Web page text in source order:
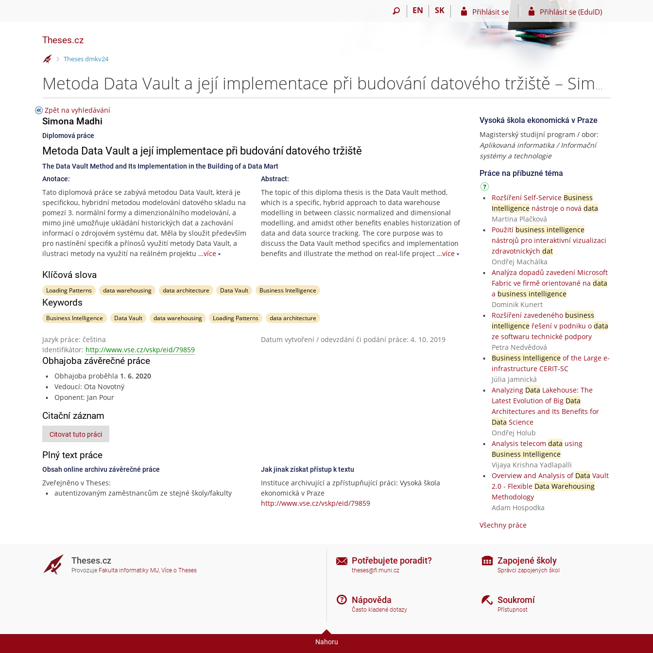
EN SK Přihlásit se Přihlásit se (EduID)
Theses.cz
>
Theses dmkv24
Metoda Data Vault a její implementace při budování datového tržiště – Simona Madhi
Zpět na vyhledávání
Simona Madhi
Diplomová práce
Metoda Data Vault a její implementace při budování datového tržiště
The Data Vault Method and Its Implementation in the Building of a Data Mart
Anotace:
Tato diplomová práce se zabývá metodou Data Vault, která je
specifickou, hybridní metodou modelování datového skladu na
pomezí 3. normální formy a dimenzionálního modelování, a
mimo jiné umožňuje ukládání historických dat a zachování
informací o zdrojovém systému dat. Měla by sloužit především
pro nastínění specifik a přínosů využití metody Data Vault, a
ilustraci metody na využití na reálném projektu …více
Abstract:
The topic of this diploma thesis is the Data Vault method,
which is a specific, hybrid approach to data warehouse
modelling in between classic normalized and dimensional
modelling, and amidst other benefits enables historization of
data and data source tracking. The core purpose was to
discuss the Data Vault method specifics and implementation
benefits and illustrate the method on real-life project …více
Klíčová slova
Loading Patterns data warehousing data architecture Data Vault Business Intelligence
Keywords
Business Intelligence Data Vault data warehousing Loading Patterns data architecture
Jazyk práce: čeština
Datum vytvoření / odevzdání či podání práce: 4. 10. 2019
Identifikátor: http://www.vse.cz/vskp/eid/79859
Obhajoba závěrečné práce
Obhajoba proběhla 1. 6. 2020
Vedoucí: Ota Novotný
Oponent: Jan Pour
Citační záznam
Citovat tuto práci
Plný text práce
Obsah online archivu závěrečné práce
Zveřejněno v Theses:
autentizovaným zaměstnancům ze stejné školy/fakulty
Jak jinak získat přístup k textu
Instituce archivující a zpřístupňující práci: Vysoká škola
ekonomická v Praze
http://www.vse.cz/vskp/eid/79859
Vysoká škola ekonomická v Praze
Magisterský studijní program / obor:
Aplikovaná informatika / Informační
systémy a technologie
Práce na příbuzné téma
Rozšíření Self-Service Business
Intelligencenástroje o nová data
Martina Plačková
Použití business intelligence
nástrojů pro interaktivní vizualizaci
zdravotnických dat
Ondřej Machálka
Analýza dopadů zavedení Microsoft
Fabric ve firmě orientované na data
a business intelligence
Dominik Kunert
Rozšíření zavedeného business
intelligenceřešení v podniku o data
ze softwaru technické podpory
Petra Nedvědová
Business Intelligenceof the Large e-
infrastructure CERIT-SC
Júlia Jamnická
Analyzing Data Lakehouse: The
Latest Evolution of Big Data
Architectures and Its Benefits for
Data Science
Ondřej Holub
Analysis telecom data using
Business Intelligence
Vijaya Krishna Yadlapalli
Overview and Analysis of Data Vault
2.0 - Flexible Data Warehousing
Methodology
Adam Hospodka
Všechny práce
Theses.cz
Provozuje Fakulta informatiky MU, Více o Theses
Potřebujete poradit?
theses@fi.muni.cz
Nápověda
Často kladené dotazy
Zapojené školy
Správci zapojených škol
Soukromí
Přístupnost
Nahoru